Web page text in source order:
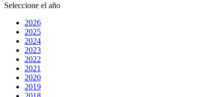
Seleccione el año
2026
2025
2024
2023
2022
2021
2020
2019